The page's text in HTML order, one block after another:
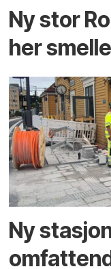
Ny stor
her
Ny